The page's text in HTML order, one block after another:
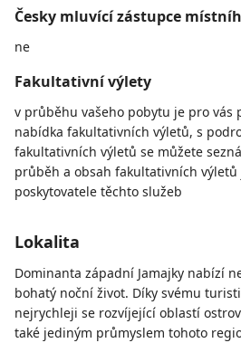
Česky mluvící zástupce
ne
Fakultativní výlety
v průběhu vašeho pobytu je pro vás
nabídka fakultativních výletů, s
fakultativních výletů se můžete
průběh a obsah fakultativních
poskytovatele těchto služeb
Lokalita
Dominanta západní Jamajky nabízí
bohatý noční život. Díky svému
nejrychleji se rozvíjející oblastí
také jediným průmyslem tohoto